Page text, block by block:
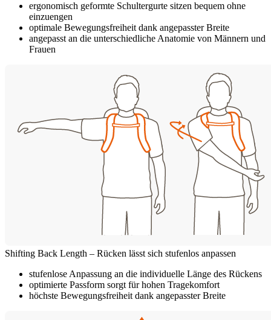
ergonomisch geformte Schultergurte sitzen bequem ohne
einzuengen
optimale Bewegungsfreiheit dank angepasster Breite
angepasst an die unterschiedliche Anatomie von Männern und
Frauen
Shifting Back Length – Rücken lässt sich stufenlos anpassen
stufenlose Anpassung an die individuelle Länge des Rückens
optimierte Passform sorgt für hohen Tragekomfort
höchste Bewegungsfreiheit dank angepasster Breite